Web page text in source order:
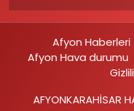
Afyon Haberleri
Afyon Hava durumu
AFYONKARAHİSAR